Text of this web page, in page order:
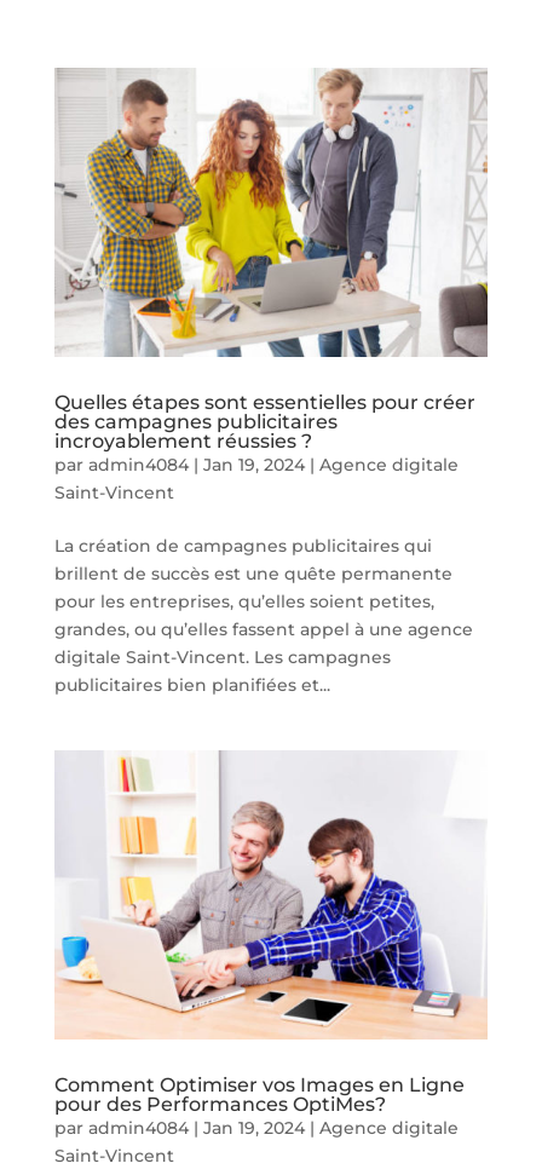
Quelles étapes sont essentielles pour créer
des campagnes publicitaires
incroyablement réussies ?
par admin4084| Jan 19, 2024| Agence digitale
Saint-Vincent
La création de campagnes publicitaires qui
brillent de succès est une quête permanente
pour les entreprises, qu’elles soient petites,
grandes, ou qu’elles fassent appel à une agence
digitale Saint-Vincent. Les campagnes
publicitaires bien planifiées et...
Comment Optimiser vos Images en Ligne
pour des Performances OptiMes?
par admin4084| Jan 19, 2024| Agence digitale
Saint-Vincent